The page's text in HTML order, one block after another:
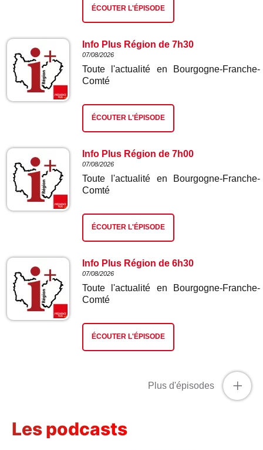
ÉCOUTER L'ÉPISODE
Info Plus Région de 7h30
07/08/2026
Toute l'actualité en Bourgogne-Franche-
Comté
ÉCOUTER L'ÉPISODE
Info Plus Région de 7h00
07/08/2026
Toute l'actualité en Bourgogne-Franche-
Comté
ÉCOUTER L'ÉPISODE
Info Plus Région de 6h30
07/08/2026
Toute l'actualité en Bourgogne-Franche-
Comté
ÉCOUTER L'ÉPISODE
+
Plus d'épisodes
Les podcasts